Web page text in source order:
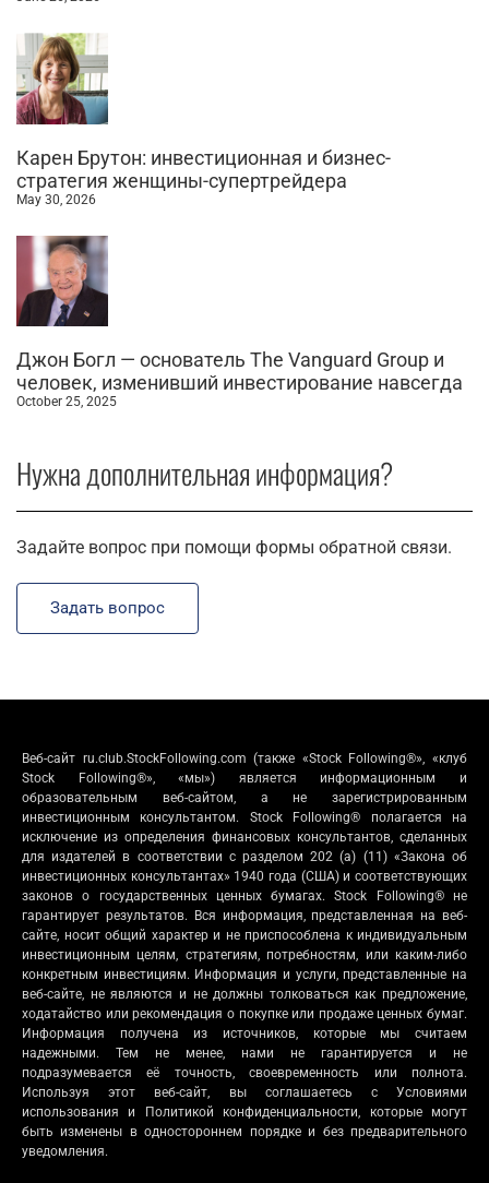
Карен Брутон: инвестиционная и бизнес-
стратегия женщины-супертрейдера
May 30, 2026
Джон Богл — основатель The Vanguard Group и
человек, изменивший инвестирование навсегда
October 25, 2025
Нужна дополнительная информация?
Задайте вопрос при помощи формы обратной связи.
Задать вопрос
Веб-сайт ru.club.StockFollowing.com (также «Stock Following®», «клуб
Stock Following®», «мы») является информационным и
образовательным веб-сайтом, а не зарегистрированным
инвестиционным консультантом. Stock Following® полагается на
исключение из определения финансовых консультантов, сделанных
для издателей в соответствии с разделом 202 (a) (11) «Закона об
инвестиционных консультантах» 1940 года (США) и соответствующих
законов о государственных ценных бумагах. Stock Following® не
гарантирует результатов. Вся информация, представленная на веб-
сайте, носит общий характер и не приспособлена к индивидуальным
инвестиционным целям, стратегиям, потребностям, или каким-либо
конкретным инвестициям. Информация и услуги, представленные на
веб-сайте, не являются и не должны толковаться как предложение,
ходатайство или рекомендация о покупке или продаже ценных бумаг.
Информация получена из источников, которые мы считаем
надежными. Тем не менее, нами не гарантируется и не
подразумевается её точность, своевременность или полнота.
Используя этот веб-сайт, вы соглашаетесь с Условиями
использования и Политикой конфиденциальности, которые могут
быть изменены в одностороннем порядке и без предварительного
уведомления.